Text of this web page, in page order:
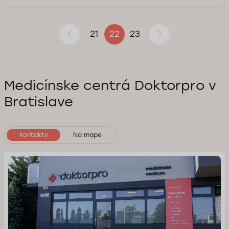
21 22 23
Medicínske centrá Doktorpro v
Bratislave
Kontakty Na mape